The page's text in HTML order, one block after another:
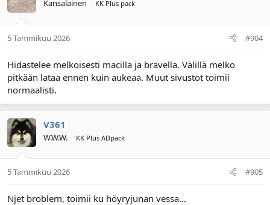
Kansalainen KK Plus pack
5 Tammikuu 2026 #904
Hidastelee melkoisesti macilla ja bravella. Välillä melko
pitkään lataa ennen kuin aukeaa. Muut sivustot toimii
normaalisti.
V361
W.W.W. KK Plus ADpack
5 Tammikuu 2026 #905
Njet broblem, toimii ku höyryjunan vessa...